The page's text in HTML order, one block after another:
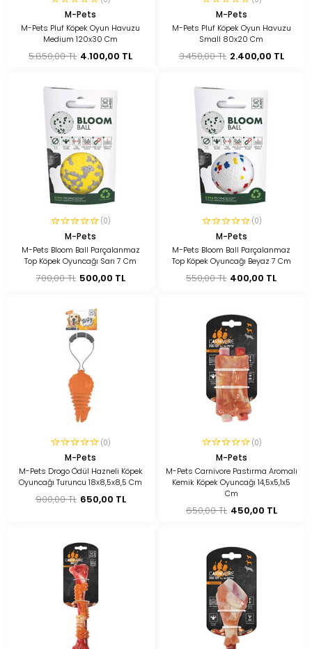
M-Pets
M-Pets Pluf Köpek Oyun Havuzu
Medium 120x30 Cm
5.850,00 TL 4.100,00 TL
M-Pets
M-Pets Pluf Köpek Oyun Havuzu
Small 80x20 Cm
3.450,00 TL 2.400,00 TL
(0)
M-Pets
M-Pets Bloom Ball Parçalanmaz
Top Köpek Oyuncağı Sarı 7 Cm
700,00 TL 500,00 TL
(0)
M-Pets
M-Pets Bloom Ball Parçalanmaz
Top Köpek Oyuncağı Beyaz 7 Cm
550,00 TL 400,00 TL
(0)
M-Pets
M-Pets Drogo Ödül Hazneli Köpek
Oyuncağı Turuncu 18x8,5x8,5 Cm
900,00 TL 650,00 TL
(0)
M-Pets
M-Pets Carnivore Pastırma Aromalı
Kemik Köpek Oyuncağı 14,5x5,1x5
Cm
650,00 TL 450,00 TL